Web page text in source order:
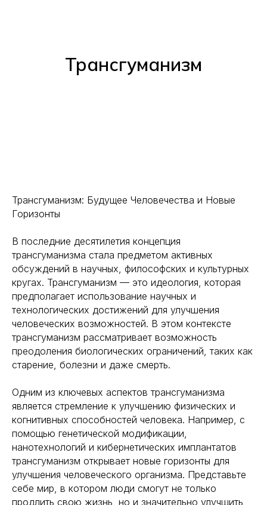
Трансгуманизм
Трансгуманизм: Будущее Человечества и Новые
Горизонты
В последние десятилетия концепция
трансгуманизма стала предметом активных
обсуждений в научных, философских и культурных
кругах. Трансгуманизм — это идеология, которая
предполагает использование научных и
технологических достижений для улучшения
человеческих возможностей. В этом контексте
трансгуманизм рассматривает возможность
преодоления биологических ограничений, таких как
старение, болезни и даже смерть.
Одним из ключевых аспектов трансгуманизма
является стремление к улучшению физических и
когнитивных способностей человека. Например, с
помощью генетической модификации,
нанотехнологий и кибернетических имплантатов
трансгуманизм открывает новые горизонты для
улучшения человеческого организма. Представьте
себе мир, в котором люди смогут не только
продлить свою жизнь, но и значительно улучшить